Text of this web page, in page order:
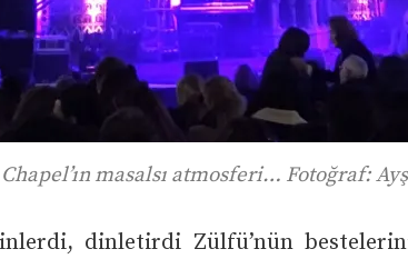
masalsı atmosferi… Fotoğraf:
dinletirdi Zülfü’nün